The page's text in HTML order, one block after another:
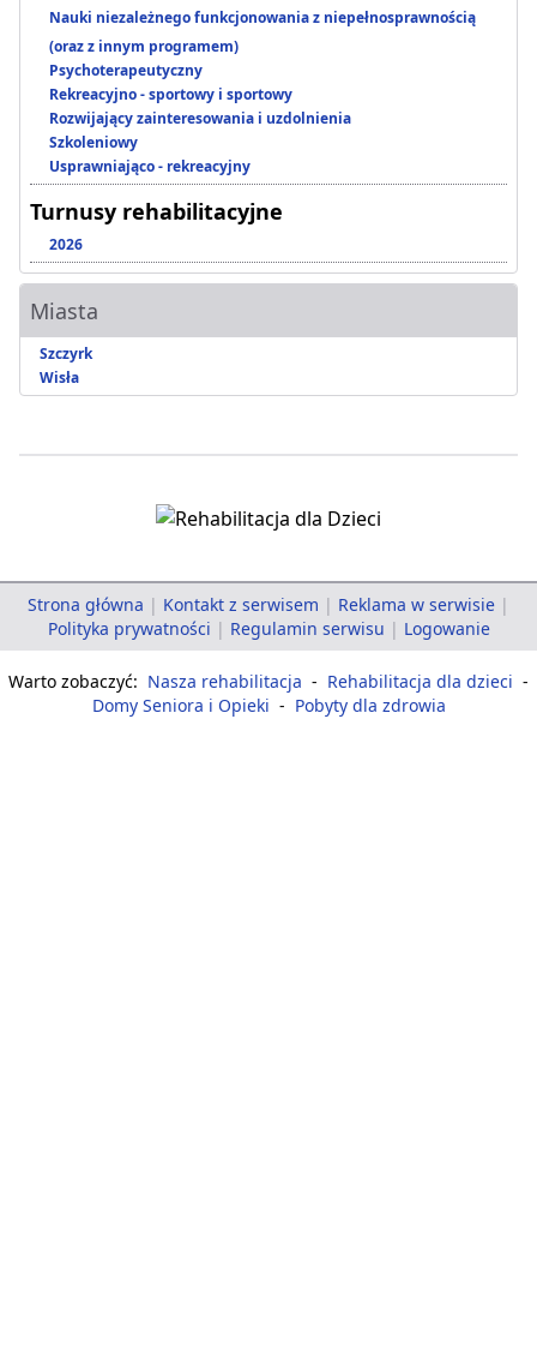
Nauki niezależnego funkcjonowania z niepełnosprawnością
(oraz z innym programem)
Psychoterapeutyczny
Rekreacyjno - sportowy i sportowy
Rozwijający zainteresowania i uzdolnienia
Szkoleniowy
Usprawniająco - rekreacyjny
Turnusy rehabilitacyjne
2026
Miasta
Szczyrk
Wisła
Strona główna | Kontakt z serwisem | Reklama w serwisie |
Polityka prywatności | Regulamin serwisu | Logowanie
Warto zobaczyć: Nasza rehabilitacja - Rehabilitacja dla dzieci -
Domy Seniora i Opieki - Pobyty dla zdrowia